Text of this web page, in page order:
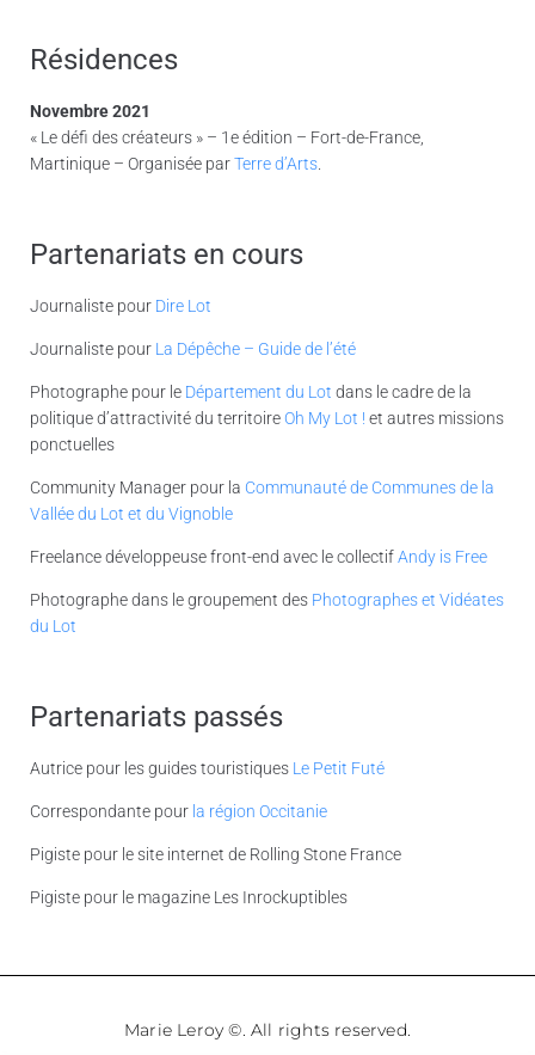
Résidences
Novembre 2021
« Le défi des créateurs » – 1e édition – Fort-de-France,
Martinique – Organisée parTerre d’Arts.
Partenariats en cours
Journaliste pour Dire Lot
Journaliste pour La Dépêche – Guide de l’été
Photographe pour le Département du Lot dans le cadre de la
politique d’attractivité du territoireOh My Lot ! et autres missions
ponctuelles
Community Manager pour la Communauté de Communes de la
Vallée du Lot et du Vignoble
Freelance développeuse front-end avec le collectifAndy is Free
Photographe dans le groupement des Photographes et Vidéates
du Lot
Partenariats passés
Autrice pour les guides touristiques Le Petit Futé
Correspondante pour la région Occitanie
Pigiste pour le site internet de Rolling Stone France
Pigiste pour le magazine Les Inrockuptibles
Marie Leroy ©. All rights reserved.